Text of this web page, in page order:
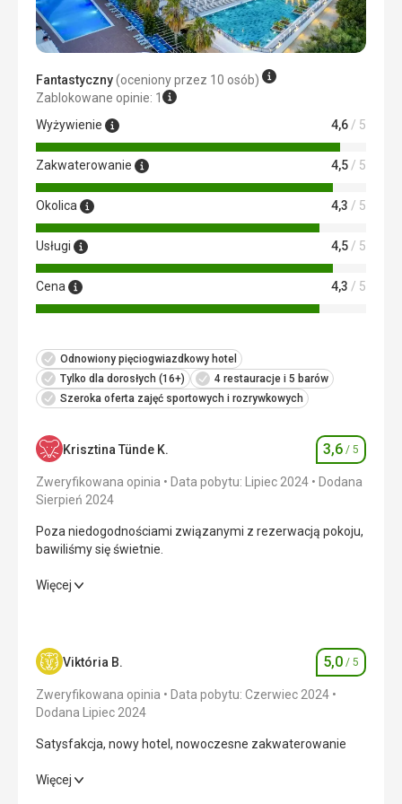
Ta recenzja została automatycznie przetłumaczona za
pomocą Google Translate
Ta recenzja została automatycznie przetłumaczona za
pomocą Google Translate
Fantastyczny(oceniony przez 10 osób)
Zablokowane opinie: 1
Wyżywienie
4,6/ 5
Zakwaterowanie 4,5/ 5
Okolica 4,3 / 5
Usługi 4,5/ 5
Cena 4,3 / 5
Odnowiony pięciogwiazdkowy hotel
Tylko dla dorosłych (16+)
4 restauracje i 5 barów
Szeroka oferta zajęć sportowych i rozrywkowych
Krisztina Tünde K. Ocena
3,6 / 5
Zweryfikowana opinia Data pobytu: Lipiec 2024
Dodana
Sierpień 2024
Poza niedogodnościami związanymi z rezerwacją pokoju,
bawiliśmy się świetnie.
Poza niedogodnościami związanymi z rezerwacją pokoju,
Zakwaterowanie 2,0/ 5
Okolica
Usługi 3,0
Cena
Więcej
Viktória B. Ocena
5,0 / 5
Zweryfikowana opinia
Data pobytu: Czerwiec 2024
Dodana Lipiec 2024
Satysfakcja, nowy hotel, nowoczesne zakwaterowanie
Satysfakcja, nowy hotel, nowoczesne zakwaterowanie
Więcej